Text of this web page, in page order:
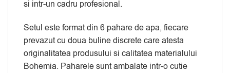
si intr-un cadru profesional.
Setul este format din 6 pahare de apa, fiecare
prevazut cu doua buline discrete care atesta
originalitatea produsului si calitatea materialului
Bohemia. Paharele sunt ambalate intr-o cutie